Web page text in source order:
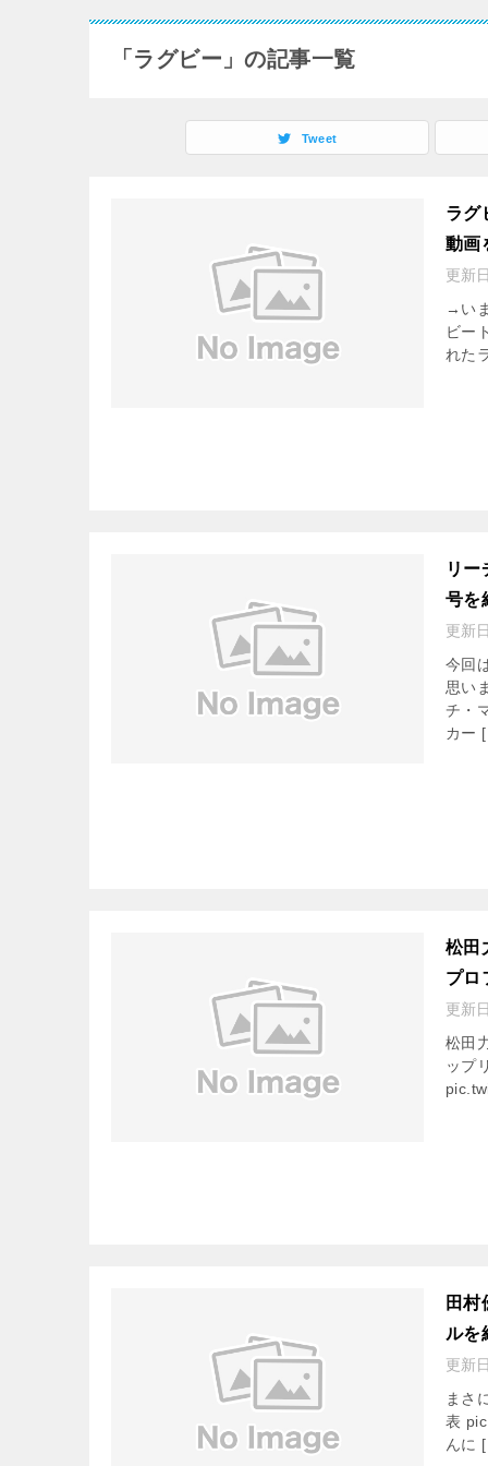
「ラグビー」の記事一覧
Tweet
ラグ
動画
更新
→い
ビー
れた
リー
号を
更新
今回
思い
チ・
カー
松田
プロ
更新
松田
ップ
田村
ルを
更新
まさ
表
んに